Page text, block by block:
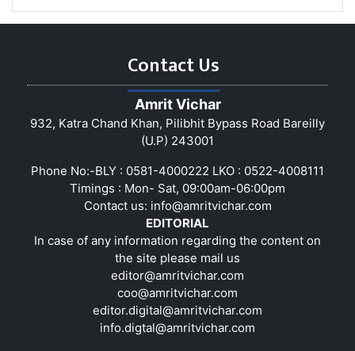
Contact Us
Amrit Vichar
932, Katra Chand Khan, Pilibhit Bypass Road Bareilly
(U.P) 243001
Phone No:-BLY : 0581-4000222 LKO : 0522-4008111
Timings : Mon- Sat, 09:00am-06:00pm
Contact us: info@amritvichar.com
EDITORIAL
In case of any information regarding the content on
the site please mail us
editor@amritvichar.com
coo@amritvichar.com
editor.digital@amritvichar.com
info.digtal@amritvichar.com